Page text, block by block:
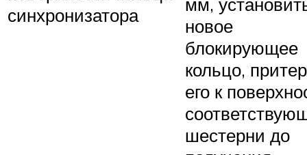
синхронизатора
новое
блокирующее
кольцо,
его к
шестерни до